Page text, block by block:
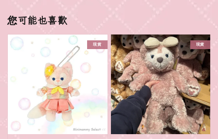
您可能也喜歡
現貨 現貨